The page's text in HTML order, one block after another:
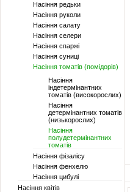
Насіння редьки
Насіння руколи
Насіння салату
Насіння селери
Насіння спаржі
Насіння суниці
Насіння томатів (помідорів)
Насіння
індетермінантних
томатів (високорослих)
Насіння
детермінантних томатів
(низькорослих)
Насіння
полудетермінантних
томатів
Насіння фізалісу
Насіння фенхелю
Насіння цибулі
Насіння квітів